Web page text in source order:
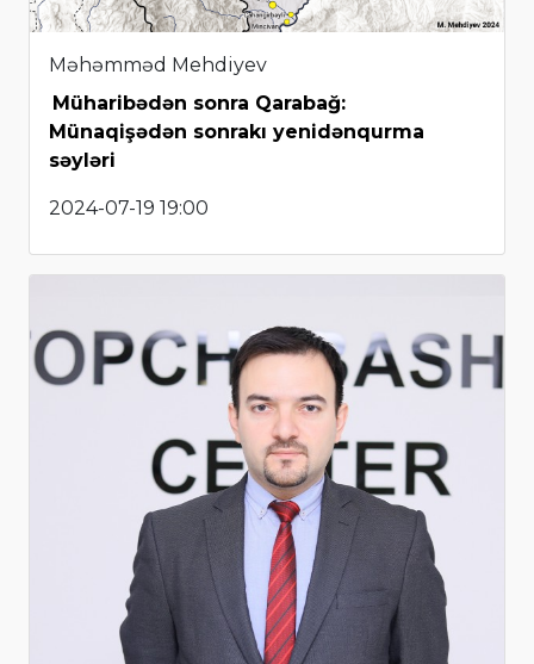
Məhəmməd Mehdiyev
Müharibədən sonra Qarabağ:
Münaqişədən sonrakı yenidənqurma
səyləri
2024-07-19 19:00